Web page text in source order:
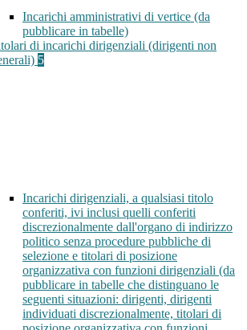
Incarichi amministrativi di vertice (da
pubblicare in tabelle)
di incarichi dirigenziali (dirigenti non
5
Incarichi dirigenziali, a qualsiasi titolo
conferiti, ivi inclusi quelli conferiti
discrezionalmente dall'organo di indirizzo
politico senza procedure pubbliche di
selezione e titolari di posizione
organizzativa con funzioni dirigenziali (da
pubblicare in tabelle che distinguano le
seguenti situazioni: dirigenti, dirigenti
individuati discrezionalmente, titolari di